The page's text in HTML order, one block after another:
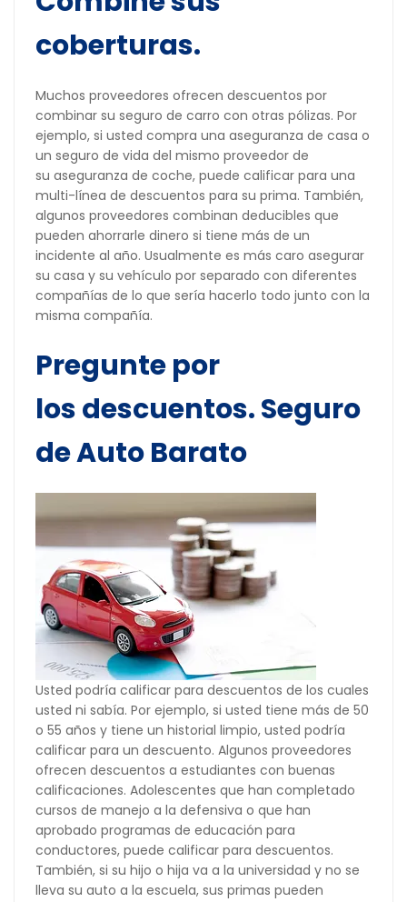
coberturas.
Muchos proveedores ofrecen descuentos por
combinar su seguro de carro con otras pólizas. Por
ejemplo, si usted compra una aseguranza de casa o
un seguro de vida del mismo proveedor de
su aseguranza de coche, puede calificar para una
multi-línea de descuentos para su prima. También,
algunos proveedores combinan deducibles que
pueden ahorrarle dinero si tiene más de un
incidente al año. Usualmente es más caro asegurar
su casa y su vehículo por separado con diferentes
compañías de lo que sería hacerlo todo junto con la
misma compañía.
Pregunte por
los descuentos. Seguro
de Auto Barato
Usted podría calificar para descuentos de los cuales
usted ni sabía. Por ejemplo, si usted tiene más de 50
o 55 años y tiene un historial limpio, usted podría
calificar para un descuento. Algunos proveedores
ofrecen descuentos a estudiantes con buenas
calificaciones. Adolescentes que han completado
cursos de manejo a la defensiva o que han
aprobado programas de educación para
conductores, puede calificar para descuentos.
También, si su hijo o hija va a la universidad y no se
lleva su auto a la escuela, sus primas pueden